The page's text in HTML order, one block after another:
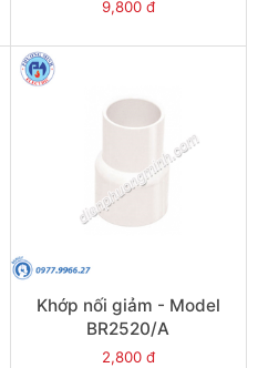
9,800 đ
Khớp nối giảm - Model
BR2520/A
2,800 đ